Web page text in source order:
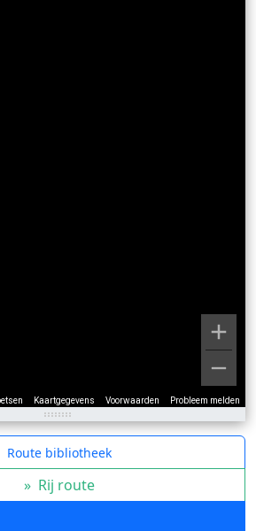
Kaartgegevens Voorwaarden Probleem melden
Route bibliotheek
» Rij route